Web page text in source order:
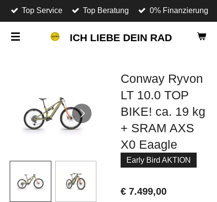
Zum
Hauptinhalt
springen
ICH LIEBE DEIN RAD
Top Service Top Beratung 0% Finanzierung
Conway Ryvon
LT 10.0 TOP
BIKE! ca. 19 kg
+ SRAM AXS
X0 Eaagle
Early Bird AKTION
€ 7.499,00